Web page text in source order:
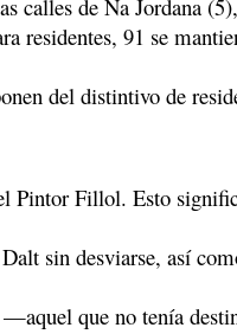
calles de Na Jordana
residentes, 91 se
del distintivo de
Pintor Fillol. Esto
sin desviarse, así
que no tenía